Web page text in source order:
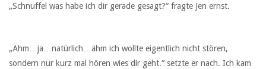
„Schnuffel was habe ich dir gerade gesagt?“ fragte Jen ernst.
„Ähm…ja…natürlich…ähm ich wollte eigentlich nicht stören,
sondern nur kurz mal hören wies dir geht.“ setzte er nach. Ich kam